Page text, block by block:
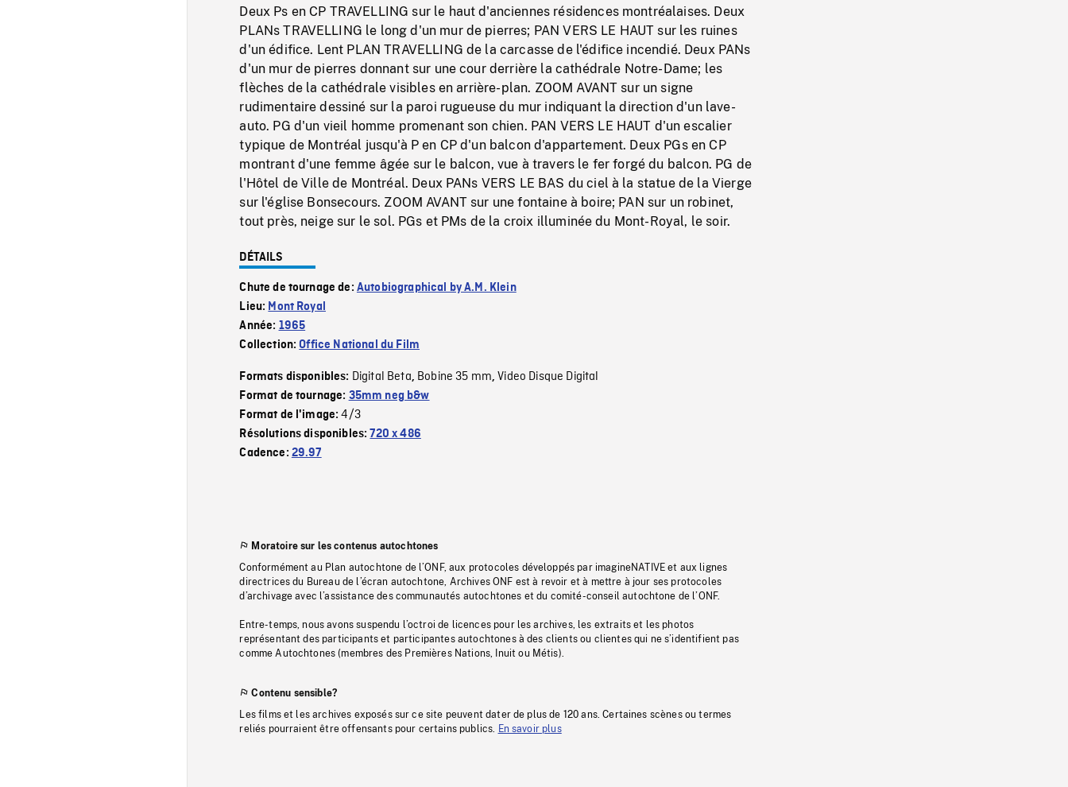
Deux Ps en CP TRAVELLING sur le haut d'anciennes résidences montréalaises. Deux
PLANs TRAVELLING le long d'un mur de pierres; PAN VERS LE HAUT sur les ruines
d'un édifice. Lent PLAN TRAVELLING de la carcasse de l'édifice incendié. Deux PANs
d'un mur de pierres donnant sur une cour derrière la cathédrale Notre-Dame; les
flèches de la cathédrale visibles en arrière-plan. ZOOM AVANT sur un signe
rudimentaire dessiné sur la paroi rugueuse du mur indiquant la direction d'un lave-
auto. PG d'un vieil homme promenant son chien. PAN VERS LE HAUT d'un escalier
typique de Montréal jusqu'à P en CP d'un balcon d'appartement. Deux PGs en CP
montrant d'une femme âgée sur le balcon, vue à travers le fer forgé du balcon. PG de
l'Hôtel de Ville de Montréal. Deux PANs VERS LE BAS du ciel à la statue de la Vierge
sur l'église Bonsecours. ZOOM AVANT sur une fontaine à boire; PAN sur un robinet,
tout près, neige sur le sol. PGs et PMs de la croix illuminée du Mont-Royal, le soir.
DÉTAILS
Chute de tournage de: Autobiographical by A.M. Klein
Lieu: Mont Royal
Année: 1965
Collection:Office National du Film
Formats disponibles: Digital Beta, Bobine 35 mm,Video Disque Digital
Format de tournage: 35mm neg b&w
Format de l'image:4/3
Résolutions disponibles:720 x 486
Cadence: 29.97
Moratoire sur les contenus autochtones
Conformément au Plan autochtone de l’ONF, aux protocoles développés par imagineNATIVE et aux lignes
directrices du Bureau de l’écran autochtone, Archives ONF est à revoir et à mettre à jour ses protocoles
d’archivage avec l’assistance des communautés autochtones et du comité-conseil autochtone de l’ONF.
Entre-temps, nous avons suspendu l’octroi de licences pour les archives, les extraits et les photos
représentant des participants et participantes autochtones à des clients ou clientes qui ne s’identifient pas
comme Autochtones (membres des Premières Nations, Inuit ou Métis).
Contenu sensible?
Les films et les archives exposés sur ce site peuvent dater de plus de 120 ans. Certaines scènes ou termes
reliés pourraient être offensants pour certains publics.
En savoir plus